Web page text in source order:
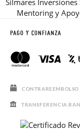
Silmares
Mentoring y
PAGO Y CONFIANZA
CONTRAREEMBOLSO
TRANSFERENCIA